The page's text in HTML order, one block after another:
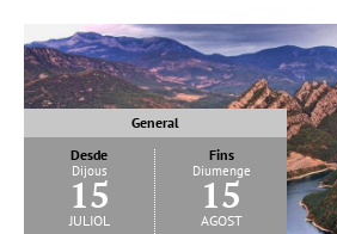
General
Desde
Dijous
15
juliol
Fins
Diumenge
15
agost